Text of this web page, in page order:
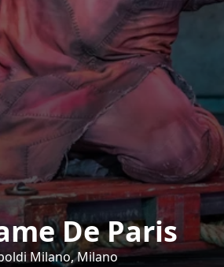
De Paris
Milano, Milano